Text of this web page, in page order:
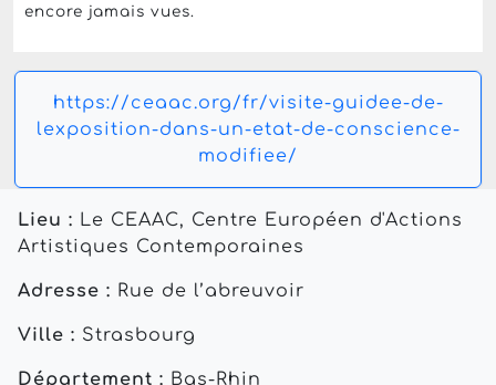
encore jamais vues.
https://ceaac.org/fr/visite-guidee-de-
lexposition-dans-un-etat-de-conscience-
modifiee/
Lieu : Le CEAAC, Centre Européen d'Actions
Artistiques Contemporaines
Adresse : Rue de l’abreuvoir
Ville : Strasbourg
Département : Bas-Rhin